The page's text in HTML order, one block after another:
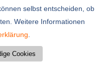
selbst entscheiden, ob
Weitere Informationen
Cookies